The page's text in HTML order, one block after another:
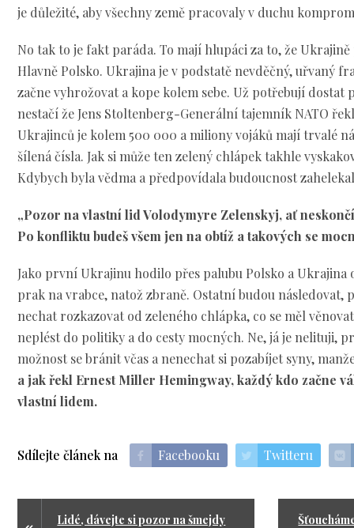
je důležité, aby všechny země pracovaly v duchu
No tak to je fakt paráda. To mají hlupáci za to, že
Hlavně Polsko. Ukrajina je v podstatě nevděčný, uřvaný
začne vyhrožovat a kope kolem sebe. Už potřebují dostat
nestačí že Jens Stoltenberg-Generální tajemník NATO
Ukrajinců je kolem 500 000 a miliony vojáků mají trvalé
šílená čísla. Jak si může ten zelený chlápek takhle
Kdybych byla vědma a předpovídala budoucnost
„Pozor na vlastní lid Volodymyre Zelenskyj, ať
Po konfliktu budeš všem jen na obtíž a takových se
Jako první Ukrajinu hodilo přes palubu Polsko a Ukrajina
prak na vrabce, natož zbraně. Ostatní budou následovat,
nechat rozkazovat od zeleného chlápka, co se měl
neplést do politiky a do cesty mocných. Ne, já je nelituji,
možnost se bránit včas a nenechat si pozabíjet syny,
a jak řekl Ernest Miller Hemingway, každý kdo začne
vlastní lidem.
Sdílejte článek na Facebooku Twitteru
Lidé, dávejte si pozor na šmejdy